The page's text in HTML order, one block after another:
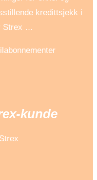
kredittsjekk i
Strex …
kunde